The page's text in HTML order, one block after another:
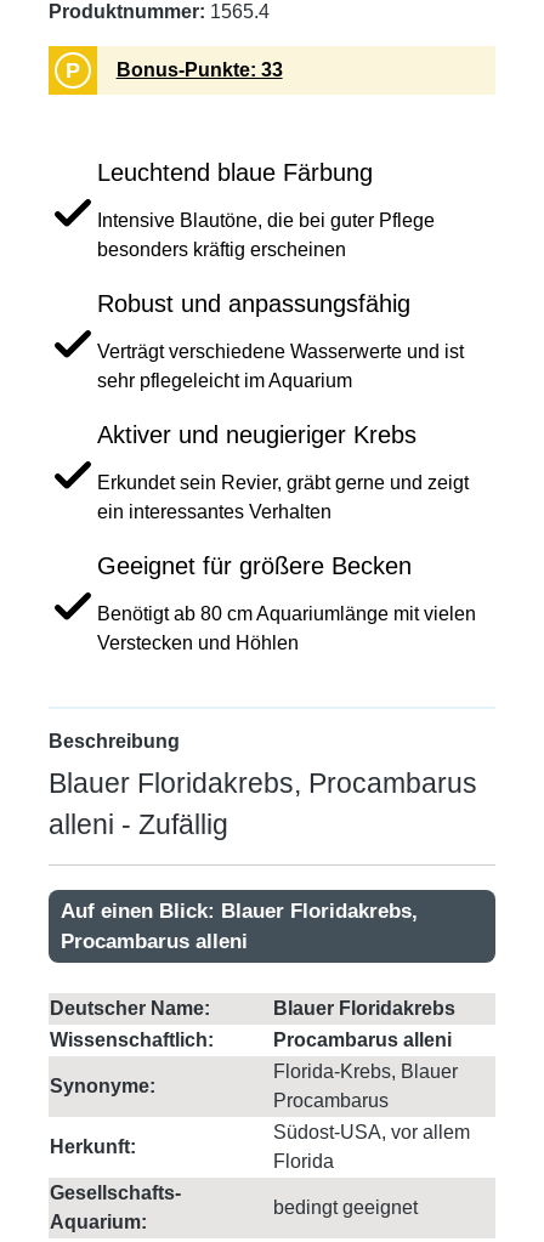
Produktnummer: 1565.4
P Bonus-Punkte: 33
Leuchtend blaue Färbung
Intensive Blautöne, die bei guter Pflege
besonders kräftig erscheinen
Robust und anpassungsfähig
Verträgt verschiedene Wasserwerte und ist
sehr pflegeleicht im Aquarium
Aktiver und neugieriger Krebs
Erkundet sein Revier, gräbt gerne und zeigt
ein interessantes Verhalten
Geeignet für größere Becken
Benötigt ab 80 cm Aquariumlänge mit vielen
Verstecken und Höhlen
Beschreibung
Blauer Floridakrebs, Procambarus
alleni - Zufällig
Auf einen Blick: Blauer Floridakrebs,
Procambarus alleni
Deutscher Name:
Blauer Floridakrebs
Wissenschaftlich:
Procambarus alleni
Synonyme:
Florida-Krebs, Blauer
Procambarus
Herkunft:
Südost-USA, vor allem
Florida
Gesellschafts-
Aquarium:
bedingt geeignet